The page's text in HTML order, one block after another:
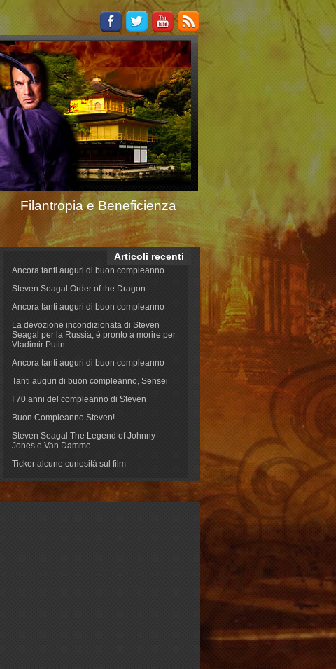
Filantropia e Beneficienza
Articoli recenti
Ancora tanti auguri di buon compleanno
Steven Seagal Order of the Dragon
Ancora tanti auguri di buon compleanno
La devozione incondizionata di Steven
Seagal per la Russia, è pronto a morire per
Vladimir Putin
Ancora tanti auguri di buon compleanno
Tanti auguri di buon compleanno, Sensei
I 70 anni del compleanno di Steven
Buon Compleanno Steven!
Steven Seagal The Legend of Johnny
Jones e Van Damme
Ticker alcune curiosità sul film